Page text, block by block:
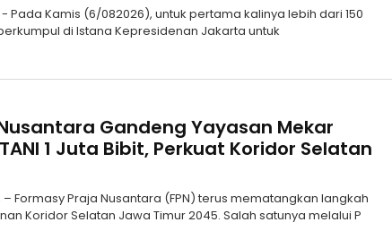
Pada Kamis (6/082026), untuk pertama kalinya lebih dari 150
di Istana Kepresidenan Jakarta untuk
Gandeng Yayasan Mekar
1 Juta Bibit, Perkuat Koridor Selatan
Formasy Praja Nusantara (FPN) terus mematangkan langkah
Koridor Selatan Jawa Timur 2045. Salah satunya melalui P